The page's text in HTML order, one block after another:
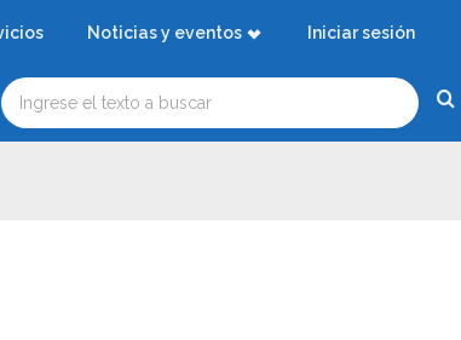
Noticias y eventos Iniciar sesión